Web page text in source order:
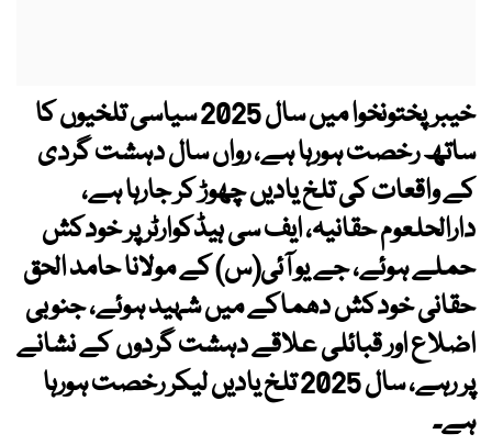
خیبرپختونخوا میں سال 2025 سیاسی تلخیوں کا
ساتھ رخصت ہورہا ہے، رواں سال دہشت گردی
کے واقعات کی تلخ یادیں چھوڑ کر جارہا ہے،
دارالحلعوم حقانیہ، ایف سی ہیڈکوارٹر پر خودکش
حملے ہوئے، جے یو آئی(س) کے مولانا حامد الحق
حقانی خودکش دھماکے میں شہید ہوئے، جنوبی
اضلاع اور قبائلی علاقے دہشت گردوں کے نشانے
پر رہے، سال 2025 تلخ یادیں لیکر رخصت ہورہا
ہے۔